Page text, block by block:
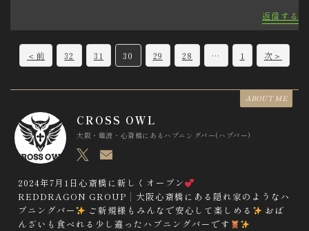
返信する
m
m
e
n
＜前 32 31 30 29 28 … 1 次＞
ABOUT ME
CROSS OWL
大阪・難波・心斎橋にあるハプニングバー(ハプバー)
2024年7月1日心斎橋に新しくオープン
REDDRAGON GROUP┊︎大阪心斎橋にある隠れ家のようなハ
プニングバー
ご新規様もみんなで安心して楽しめる
おば
んざいも食べれる少し違ったハプニングバーです